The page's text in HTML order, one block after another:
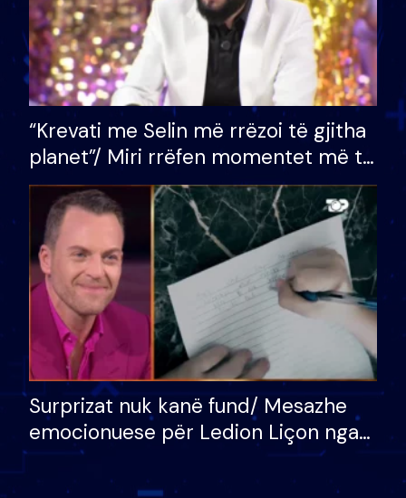
“Krevati me Selin më rrëzoi të gjitha
planet”/ Miri rrëfen momentet më të
bukura në shtëpinë e BB VIP: Do më
mungojë zilja e mëngjesit kur…
Surprizat nuk kanë fund/ Mesazhe
emocionuese për Ledion Liçon nga
nëna dhe fëmijët e tij, moderatori
nuk i mban dot lotët: Nuk meritoj…